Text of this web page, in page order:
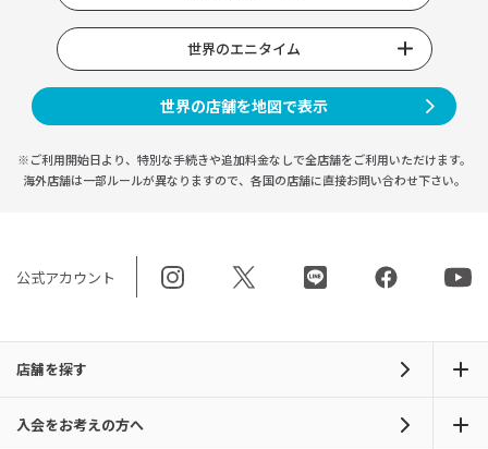
世界のエニタイム
世界の店舗を地図で表示
※ご利用開始日より、特別な手続きや追加料金なしで全店舗をご利用いただけます。
海外店舗は一部ルールが異なりますので、 各国の店舗に直接お問い合わせ下さい。
公式アカウント
店舗を探す
入会をお考えの方へ